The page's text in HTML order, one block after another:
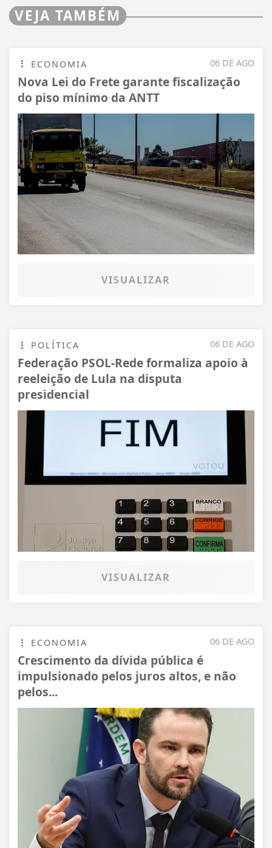
VEJA TAMBÉM
06 DE AGO
ECONOMIA
Nova Lei do Frete garante fiscalização
do piso mínimo da ANTT
VISUALIZAR
06 DE AGO
POLÍTICA
Federação PSOL-Rede formaliza apoio à
reeleição de Lula na disputa
presidencial
VISUALIZAR
06 DE AGO
ECONOMIA
Crescimento da dívida pública é
impulsionado pelos juros altos, e não
pelos...